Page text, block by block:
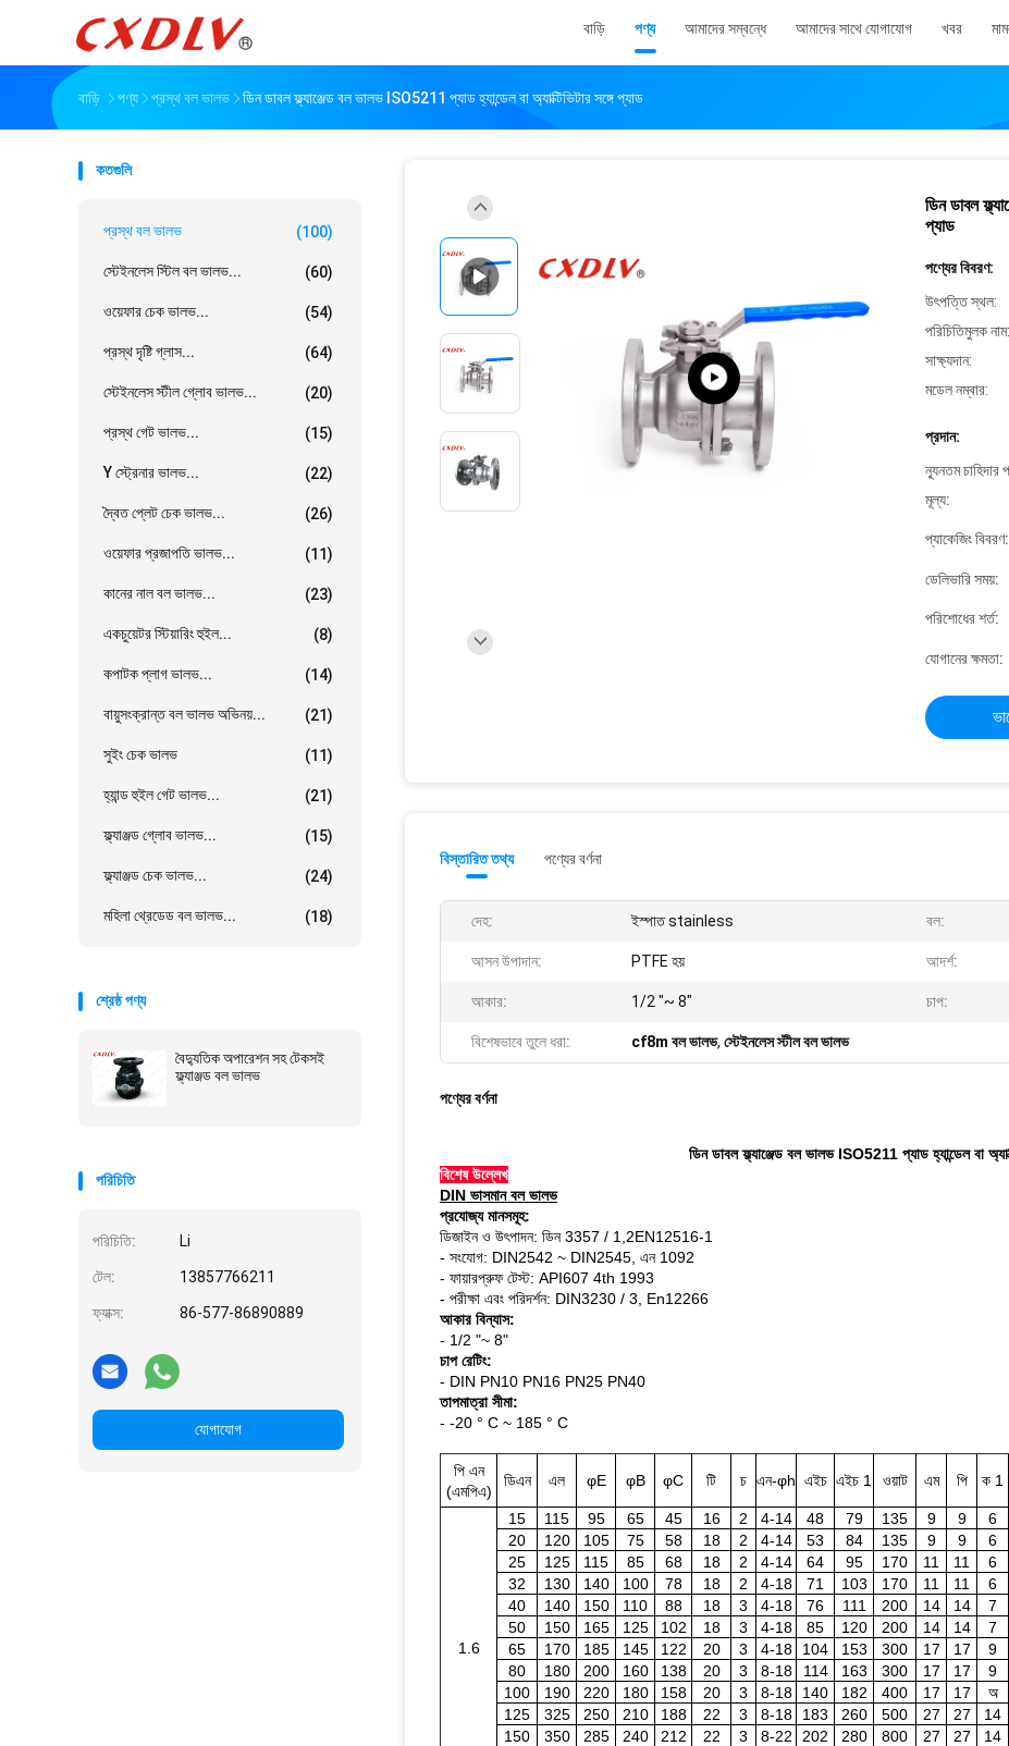
বাড়ি পণ্য আমাদের সম্বন্ধে আমাদের সাথে যোগাযোগ খবর
বাড়ি পণ্য প্রস্থ বল ভালভ ডিন ডাবল ফ্ল্যাঞ্জেড বল ভালভ ISO5211 প্যাড হ্যান্ডেল বা অ্যাক্টিভিটার সঙ্গে প্যাড
কতগুলি
প্রস্থ বল ভালভ (100)
স্টেইনলেস স্টিল বল ভালভ... (60)
ওয়েফার চেক ভালভ... (54)
প্রস্থ দৃষ্টি গ্লাস... (64)
স্টেইনলেস স্টীল গ্লোব ভালভ... (20)
প্রস্থ গেট ভালভ... (15)
Y স্ট্রেনার ভালভ... (22)
দ্বৈত প্লেট চেক ভালভ... (26)
ওয়েফার প্রজাপতি ভালভ... (11)
কানের নাল বল ভালভ... (23)
একচুয়েটর স্টিয়ারিং হুইল... (8)
কপাটক প্লাগ ভালভ... (14)
বায়ুসংক্রান্ত বল ভালভ অভিনয়... (21)
সুইং চেক ভালভ (11)
হ্যান্ড হুইল গেট ভালভ... (21)
ফ্ল্যাঞ্জড গ্লোব ভালভ... (15)
ফ্ল্যাঞ্জড চেক ভালভ... (24)
মহিলা থ্রেডেড বল ভালভ... (18)
শ্রেষ্ঠ পণ্য
বৈদ্যুতিক অপারেশন সহ টেকসই
ফ্ল্যাঞ্জড বল ভালভ
পরিচিতি
পরিচিতি: Li
টেল: 13857766211
ফ্যাক্স: 86-577-86890889
যোগাযোগ
ডিন ডাবল
প্যাড
পণ্যের বিবরণ:
উৎপত্তি স্থল:
পরিচিতিমুলক নাম:
সাক্ষ্যদান:
মডেল নম্বার:
প্রদান:
ন্যূনতম চাহিদার
মূল্য:
প্যাকেজিং বিবরণ:
ডেলিভারি সময়:
পরিশোধের শর্ত:
যোগানের ক্ষমতা:
বিস্তারিত তথ্য পণ্যের বর্ণনা
দেহ: ইস্পাত stainless বল:
আসন উপাদান: PTFE হয় আদর্শ:
আকার: 1/2 "~ 8" চাপ:
বিশেষভাবে তুলে ধরা: cf8m বল ভালভ, স্টেইনলেস স্টীল বল ভালভ
পণ্যের বর্ণনা
ডিন ডাবল ফ্ল্যাঞ্জেড বল ভালভ ISO5211 প্যাড হ্যান্ডেল বা
বিশেষ উল্লেখ
DIN ভাসমান বল ভালভ
প্রযোজ্য মানসমূহ:
ডিজাইন ও উৎপাদন: ডিন 3357 / 1,2EN12516-1
- সংযোগ: DIN2542 ~ DIN2545, এন 1092
- ফায়ারপ্রুফ টেস্ট: API607 4th 1993
- পরীক্ষা এবং পরিদর্শন: DIN3230 / 3, En12266
আকার বিন্যাস:
- 1/2 "~ 8"
চাপ রেটিং:
- DIN PN10 PN16 PN25 PN40
তাপমাত্রা সীমা:
- -20 ° C ~ 185 ° C
পি এন
(এমপিএ)
ডিএন এল φE φB φC টি চ এন-φh এইচ এইচ 1 ওয়াট এম পি ক 1
1.6
15 115 95 65 45 16 2 4-14 48 79 135 9 9 6
20
120 105 75 58 18 2 4-14 53 84 135 9 9 6
25
125 115 85 68 18 2 4-14 64 95 170 11 11 6
32
130 140 100 78 18 2 4-18 71 103 170 11 11 6
40
140 150 110 88 18 3 4-18 76 111 200 14 14 7
50
150 165 125 102 18 3 4-18 85 120 200 14 14 7
65
170 185 145 122 20 3 4-18 104 153 300 17 17 9
80
180 200 160 138 20 3 8-18 114 163 300 17 17 9
100
190 220 180 158 20 3 8-18 140 182 400 17 17 অ
125
325 250 210 188 22 3 8-18 183 260 500 27 27 14
150
350 285 240 212 22 3 8-22 202 280 800 27 27 14